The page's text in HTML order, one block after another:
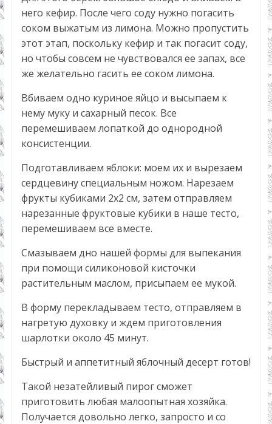
него кефир. После чего соду нужно погасить
соком выжатым из лимона. Можно пропустить
этот этап, поскольку кефир и так погасит соду,
но чтобы совсем не чувствовался ее запах, все
же желательно гасить ее соком лимона.
Вбиваем одно куриное яйцо и высыпаем к
нему муку и сахарный песок. Все
перемешиваем лопаткой до однородной
консистенции.
Подготавливаем яблоки: моем их и вырезаем
сердцевину специальным ножом. Нарезаем
фрукты кубиками 2х2 см, затем отправляем
нарезанные фруктовые кубики в наше тесто,
перемешиваем все вместе.
Смазываем дно нашей формы для выпекания
при помощи силиконовой кисточки
растительным маслом, присыпаем ее мукой.
В форму перекладываем тесто, отправляем в
нагретую духовку и ждем приготовления
шарлотки около 45 минут.
Быстрый и аппетитный яблочный десерт готов!
Такой незатейливый пирог сможет
приготовить любая малоопытная хозяйка.
Получается довольно легко, запросто и со